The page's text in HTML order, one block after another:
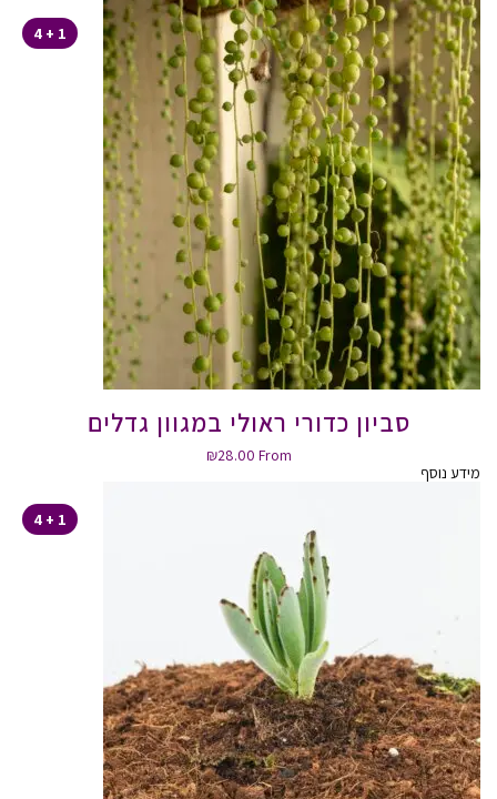
1 + 4
סביון כדורי ראולי במגוון גדלים
From
₪28.00
מידע נוסף
1 + 4